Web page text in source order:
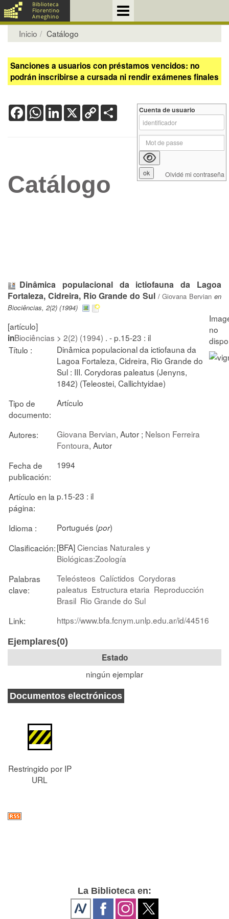
Inicio Catálogo
Sanciones a usuarios con préstamos vencidos: no
podrán inscribirse a cursada ni rendir exámenes finales
FacebookWhatsApp
LinkedIn
X Copy
Link
Catálogo
Dinâmica populacional da ictiofauna da Lagoa
Fortaleza, Cidreira, Rio Grande do Sul/Giovana Bervian en
Biociências, 2(2) (1994)
[artículo]
inBiociências > 2(2) (1994) . - p.15-23 : il
Título :
Dinâmica populacional da ictiofauna da
Lagoa Fortaleza, Cidreira, Rio Grande do
Sul : III. Corydoras paleatus (Jenyns,
1842) (Teleostei, Callichtyidae)
Tipo de
documento:
Artículo
Autores: Giovana Bervian, Autor ; Nelson Ferreira
Fontoura, Autor
Fecha de
publicación:
1994
Artículo en la
página:
p.15-23 : il
Idioma : Portugués (por)
Clasificación:[BFA]Ciencias Naturales y
Biológicas:Zoología
Palabras
clave:
Teleósteos Calíctidos Corydoras
paleatus Estructura etaria Reproducción
Brasil Rio Grande do Sul
Link:
https://www.bfa.fcnym.unlp.edu.ar/id/44516
Ejemplares(0)
Estado
ningún ejemplar
Documentos electrónicos
Restringido por IP
URL
Cuenta de usuario
Olvidé mi contraseña
La Biblioteca en: